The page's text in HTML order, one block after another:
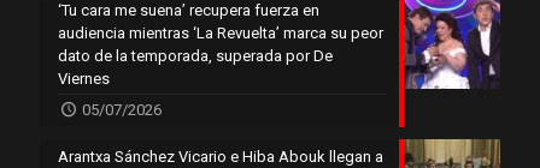
‘Tu cara me suena’ recupera fuerza en
audiencia mientras ‘La Revuelta’ marca su peor
dato de la temporada, superada por De
Viernes
05/07/2026
Arantxa Sánchez Vicario e Hiba Abouk llegan a